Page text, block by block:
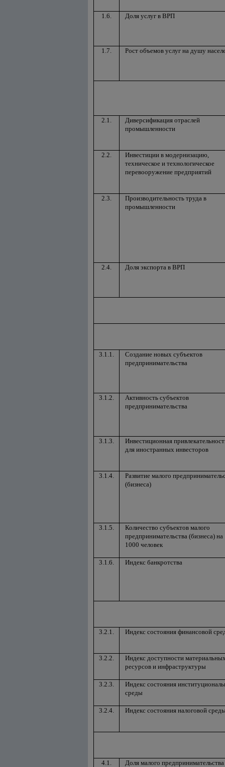
1.6. Доля услуг в ВРП
1.7. Рост объемов услуг на душу
2.1.
Диверсификация отраслей
промышленности
2.2.
Инвестиции в модернизацию,
техническое и технологическое
перевооружение предприятий
2.3.
Производительность труда в
промышленности
2.4. Доля экспорта в ВРП
3.1.1.
Создание новых субъектов
предпринимательства
3.1.2.
Активность субъектов
предпринимательства
3.1.3.
Инвестиционная
для иностранных инвесторов
3.1.4.
Развитие малого
(бизнеса)
3.1.5.
Количество субъектов малого
предпринимательства (бизнеса) на
1000 человек
3.1.6. Индекс банкротства
3.2.1. Индекс состояния финансовой
3.2.2.
Индекс доступности
ресурсов и инфраструктуры
3.2.3.
Индекс состояния
среды
3.2.4. Индекс состояния налоговой
4.1.
Доля малого предпринимательства